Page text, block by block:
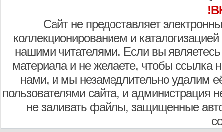
Сайт не предоставляет
коллекционированием и
нашими читателями. Если вы являетесь
материала и не желаете, чтобы ссылка
нами, и мы незамедлительно удалим
пользователями сайта, и администрация
не заливать файлы, защищенные